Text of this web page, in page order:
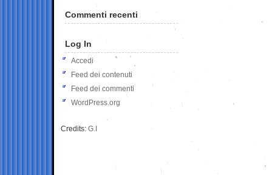
Commenti recenti
Log In
Accedi
Feed dei contenuti
Feed dei commenti
WordPress.org
Credits: G.I